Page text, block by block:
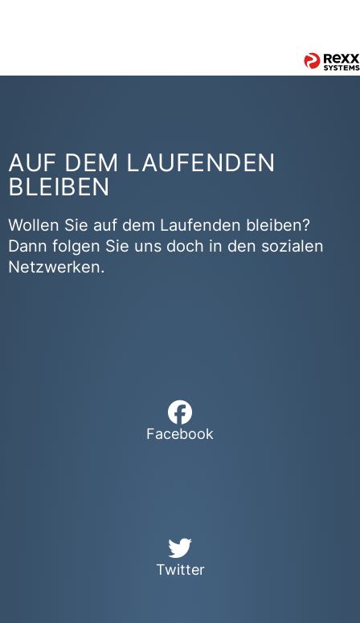
AUF DEM LAUFENDEN
BLEIBEN
Wollen Sie auf dem Laufenden bleiben?
Dann folgen Sie uns doch in den sozialen
Netzwerken.
Facebook
Twitter